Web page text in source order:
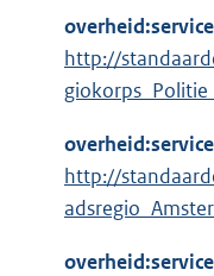
http://
http://